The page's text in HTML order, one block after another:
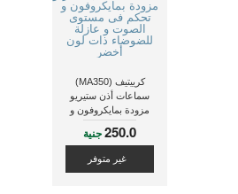
كرييتيف (MA350)
سماعات أذن ستيريو
مزودة بمايكروفون و
تحكم فى مستوى الصوت
و عازلة للضوضاء ذات
250.0جنية
غير متوفر